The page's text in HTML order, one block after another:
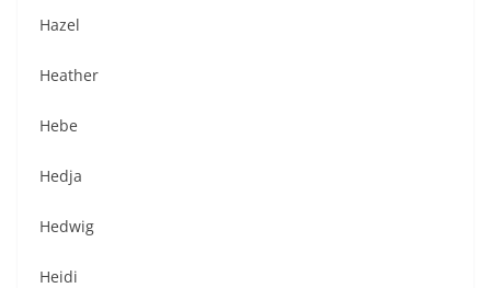
Hazel
Heather
Hebe
Hedja
Hedwig
Heidi